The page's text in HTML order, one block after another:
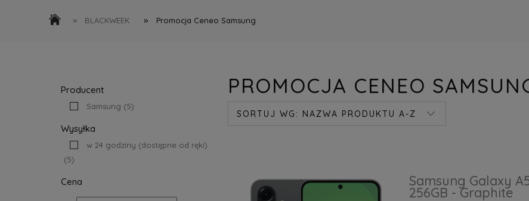
» BLACKWEEK » Promocja Ceneo Samsung
Producent
Samsung (5)
Wysyłka
w 24 godziny (dostępne od ręki)
(5)
Cena
PROMOCJA CENEO
SORTUJ WG: NAZWA PRODUKTU A-Z
Samsung Galaxy
256GB - Graphite